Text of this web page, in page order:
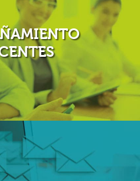
de seguimiento y
de tu colegio en menos
esta en tus manos.